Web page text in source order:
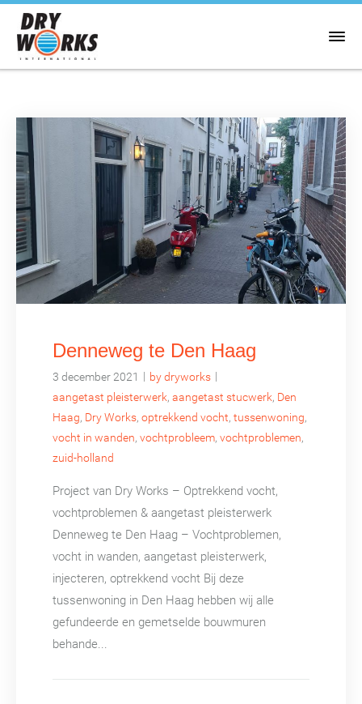
Denneweg te Den Haag
3 december 2021 | by dryworks |
aangetast pleisterwerk, aangetast stucwerk, Den
Haag, Dry Works, optrekkend vocht, tussenwoning,
vocht in wanden, vochtprobleem, vochtproblemen,
zuid-holland
Project van Dry Works – Optrekkend vocht,
vochtproblemen & aangetast pleisterwerk
Denneweg te Den Haag – Vochtproblemen,
vocht in wanden, aangetast pleisterwerk,
injecteren, optrekkend vocht Bij deze
tussenwoning in Den Haag hebben wij alle
gefundeerde en gemetselde bouwmuren
behande...